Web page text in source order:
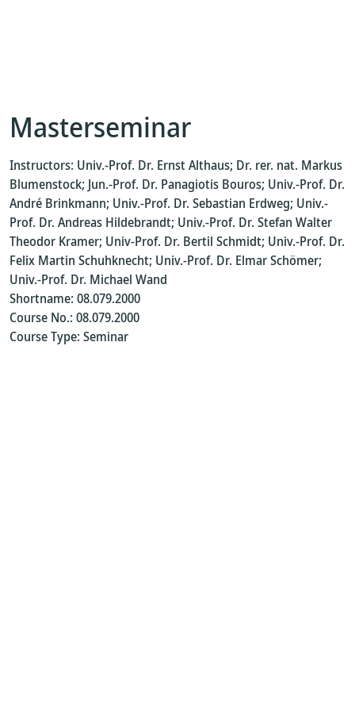
Masterseminar
Instructors: Univ.-Prof. Dr. Ernst Althaus; Dr. rer. nat. Markus
Blumenstock; Jun.-Prof. Dr. Panagiotis Bouros; Univ.-Prof. Dr.
André Brinkmann; Univ.-Prof. Dr. Sebastian Erdweg; Univ.-
Prof. Dr. Andreas Hildebrandt; Univ.-Prof. Dr. Stefan Walter
Theodor Kramer; Univ-Prof. Dr. Bertil Schmidt; Univ.-Prof. Dr.
Felix Martin Schuhknecht; Univ.-Prof. Dr. Elmar Schömer;
Univ.-Prof. Dr. Michael Wand
Shortname: 08.079.2000
Course No.: 08.079.2000
Course Type: Seminar